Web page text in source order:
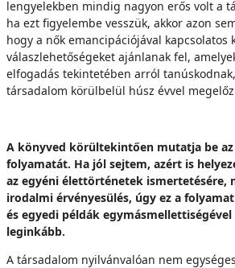
lengyelekben mindig nagyon erős volt a
ha ezt figyelembe vesszük, akkor azon
hogy a nők emancipációjával kapcsolatos
válaszlehetőségeket ajánlanak fel,
elfogadás tekintetében arról
társadalom körülbelül húsz évvel
A könyved körültekintően mutatja be az
folyamatát. Ha jól sejtem, azért is
az egyéni élettörténetek ismertetésére,
irodalmi érvényesülés, úgy ez a
és egyedi példák
leginkább.
A társadalom nyilvánvalóan nem